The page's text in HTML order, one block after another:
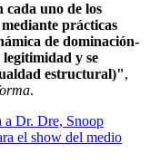
uno de los
prácticas
de dominación-
y se
estructural)",
.
Dr. Dre, Snoop
el show del medio